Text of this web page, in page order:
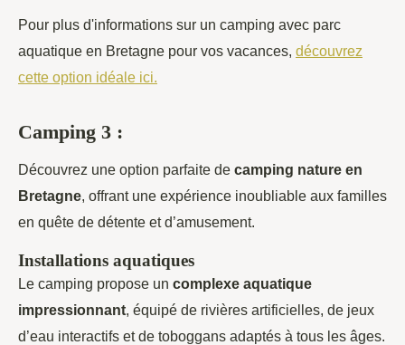
Pour plus d'informations sur un camping avec parc
aquatique en Bretagne pour vos vacances, découvrez
cette option idéale ici.
Camping 3 :
Découvrez une option parfaite de camping nature en
Bretagne, offrant une expérience inoubliable aux familles
en quête de détente et d’amusement.
Installations aquatiques
Le camping propose un complexe aquatique
impressionnant, équipé de rivières artificielles, de jeux
d’eau interactifs et de toboggans adaptés à tous les âges.